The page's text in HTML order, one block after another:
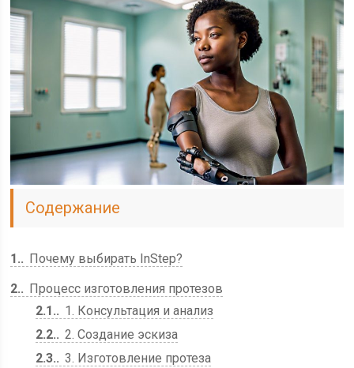
Содержание
1.
Почему выбирать InStep?
2.
Процесс изготовления протезов
2.1.
1. Консультация и анализ
2.2.
2. Создание эскиза
2.3.
3. Изготовление протеза